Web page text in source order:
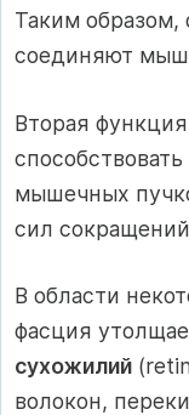
Таким образом,
соединяют
Вторая
мышечных
сил
В области
фасция
сухожилий
волокон,